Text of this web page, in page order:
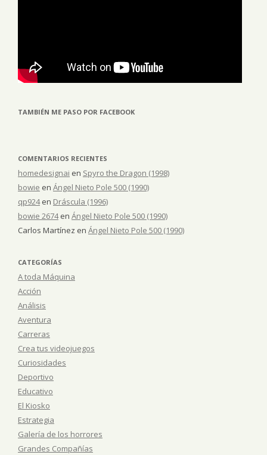
TAMBIÉN ME PASO POR FACEBOOK
COMENTARIOS RECIENTES
homedesignai en Spyro the Dragon (1998)
bowie en Ángel Nieto Pole 500 (1990)
qp924en Dráscula (1996)
bowie 2674en Ángel Nieto Pole 500 (1990)
Carlos Martínez en Ángel Nieto Pole 500 (1990)
CATEGORÍAS
A toda Máquina
Acción
Análisis
Aventura
Carreras
Crea tus videojuegos
Curiosidades
Deportivo
Educativo
El Kiosko
Estrategia
Galería de los horrores
Grandes Compañías